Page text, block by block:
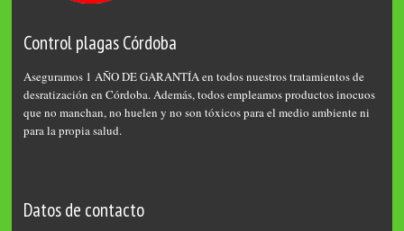
Control plagas Córdoba
Aseguramos 1 AÑO DE GARANTÍA en todos nuestros tratamientos de
desratización en Córdoba. Además, todos empleamos productos inocuos
que no manchan, no huelen y no son tóxicos para el medio ambiente ni
para la propia salud.
Datos de contacto